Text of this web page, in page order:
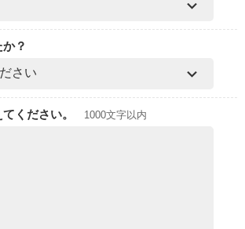
？
ください。 1000文字以内